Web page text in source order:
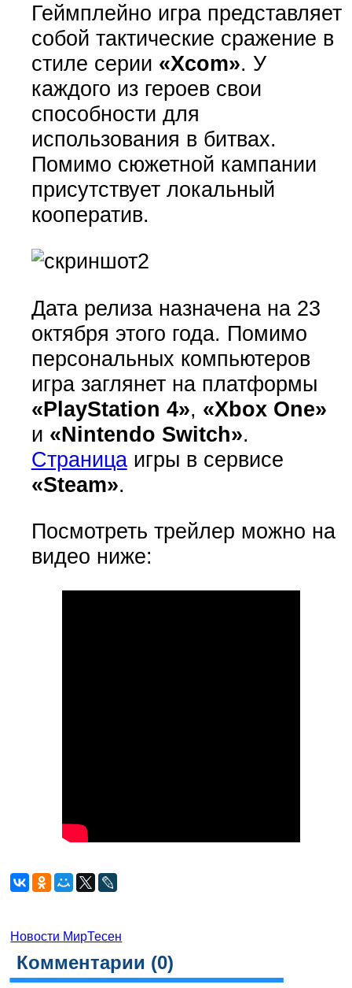
Геймплейно игра представляет
собой тактические сражение в
стиле серии «Xcom». У
каждого из героев свои
способности для
использования в битвах.
Помимо сюжетной кампании
присутствует локальный
кооператив.
Дата релиза назначена на 23
октября этого года. Помимо
персональных компьютеров
игра заглянет на платформы
«PlayStation 4», «Xbox One»
и «Nintendo Switch».
Страницаигры в сервисе
«Steam».
Посмотреть трейлер можно на
видео ниже:
Новости МирТесен
Комментарии (0)